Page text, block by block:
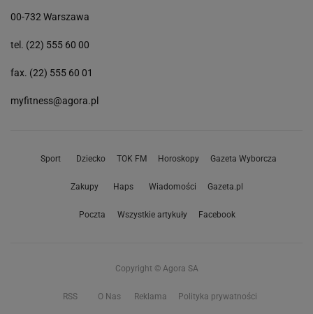
00-732 Warszawa
tel. (22) 555 60 00
fax. (22) 555 60 01
myfitness@agora.pl
Sport Dziecko TOK FM Horoskopy Gazeta Wyborcza
Zakupy Haps Wiadomości Gazeta.pl
Poczta Wszystkie artykuły Facebook
Copyright © Agora SA
RSS O Nas Reklama Polityka prywatności